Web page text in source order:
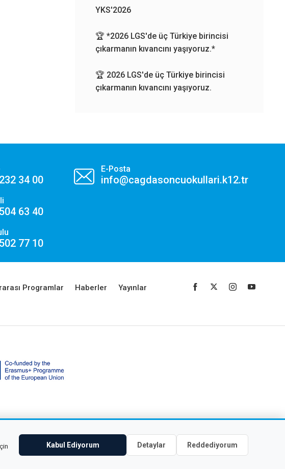
YKS'2026
🏆 *2026 LGS'de üç Türkiye birincisi
çıkarmanın kıvancını yaşıyoruz.*
🏆 2026 LGS'de üç Türkiye birincisi
çıkarmanın kıvancını yaşıyoruz.
34 00
63 40
77 10
E-Posta
info@cagdasoncuokullari.k12.tr
Programlar Haberler Yayınlar
Kabul Ediyorum Detaylar Reddediyorum